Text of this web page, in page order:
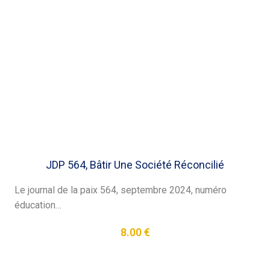
JDP 564, Bâtir Une Société Réconcilié
Le journal de la paix 564, septembre 2024, numéro
éducation…
8.00€